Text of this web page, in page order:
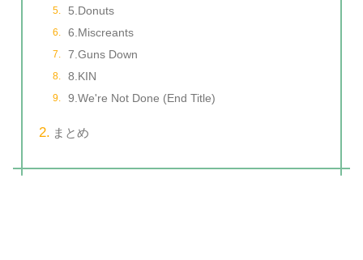
5.Donuts
6.Miscreants
7.Guns Down
8.KIN
9.We're Not Done (End Title)
まとめ